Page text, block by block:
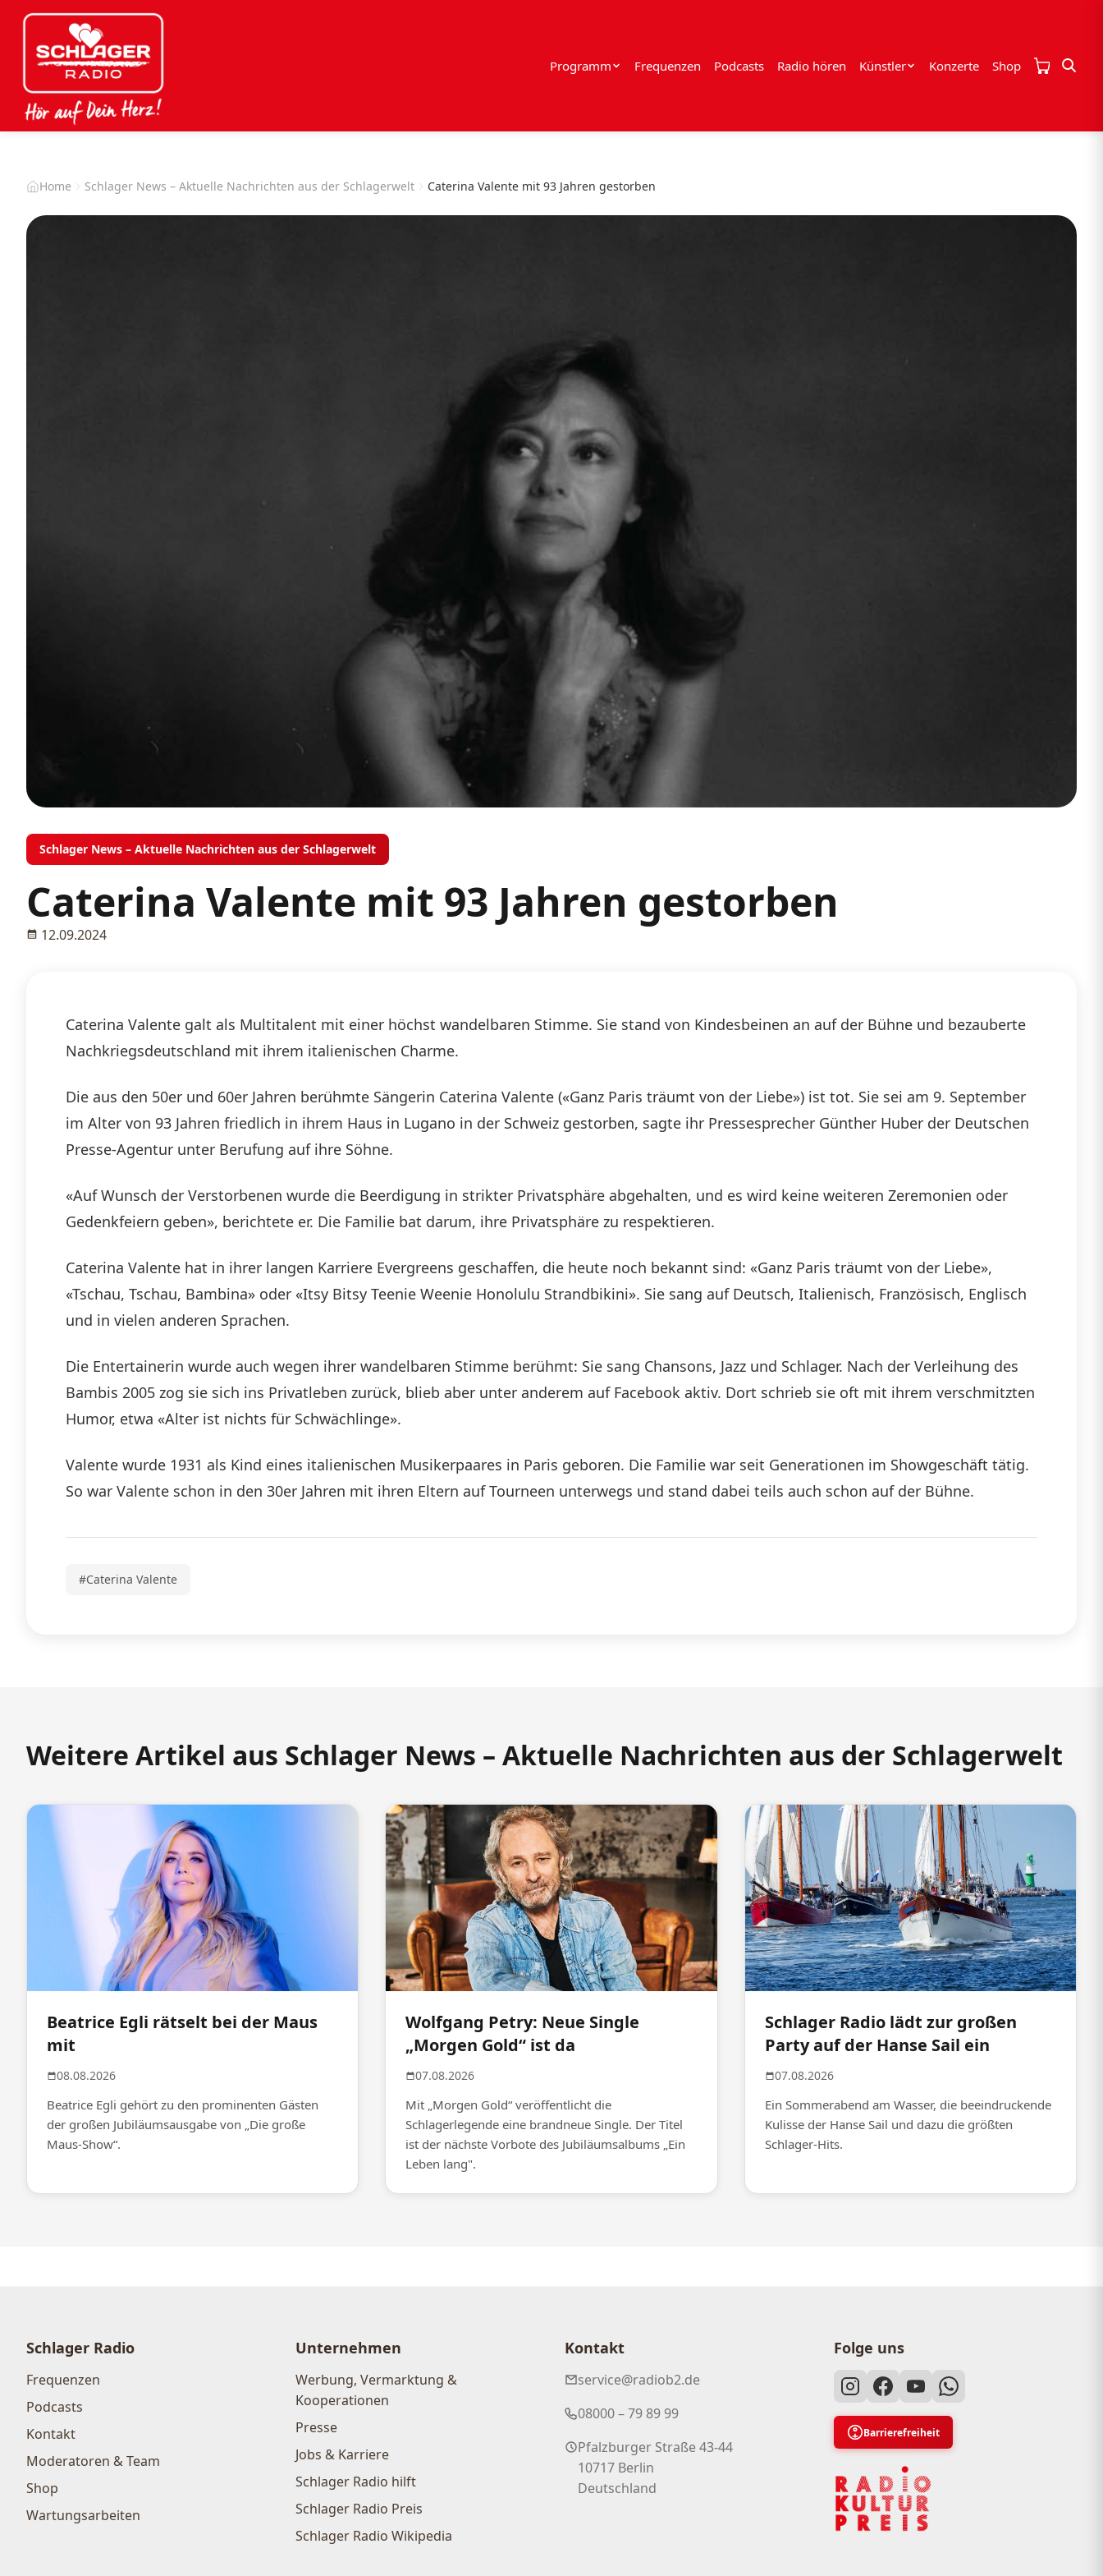
Programm Frequenzen Podcasts Radio hören Künstler Konzerte Shop
Home Schlager News – Aktuelle Nachrichten aus der Schlagerwelt Caterina Valente mit 93 Jahren gestorben
Schlager News – Aktuelle Nachrichten aus der Schlagerwelt
Caterina Valente mit 93 Jahren gestorben
12.09.2024
Caterina Valente galt als Multitalent mit einer höchst wandelbaren Stimme. Sie stand von Kindesbeinen an auf der Bühne und bezauberte
Nachkriegsdeutschland mit ihrem italienischen Charme.
Die aus den 50er und 60er Jahren berühmte Sängerin Caterina Valente («Ganz Paris träumt von der Liebe») ist tot. Sie sei am 9. September
im Alter von 93 Jahren friedlich in ihrem Haus in Lugano in der Schweiz gestorben, sagte ihr Pressesprecher Günther Huber der Deutschen
Presse-Agentur unter Berufung auf ihre Söhne.
«Auf Wunsch der Verstorbenen wurde die Beerdigung in strikter Privatsphäre abgehalten, und es wird keine weiteren Zeremonien oder
Gedenkfeiern geben», berichtete er. Die Familie bat darum, ihre Privatsphäre zu respektieren.
Caterina Valente hat in ihrer langen Karriere Evergreens geschaffen, die heute noch bekannt sind: «Ganz Paris träumt von der Liebe»,
«Tschau, Tschau, Bambina» oder «Itsy Bitsy Teenie Weenie Honolulu Strandbikini». Sie sang auf Deutsch, Italienisch, Französisch, Englisch
und in vielen anderen Sprachen.
Die Entertainerin wurde auch wegen ihrer wandelbaren Stimme berühmt: Sie sang Chansons, Jazz und Schlager. Nach der Verleihung des
Bambis 2005 zog sie sich ins Privatleben zurück, blieb aber unter anderem auf Facebook aktiv. Dort schrieb sie oft mit ihrem verschmitzten
Humor, etwa «Alter ist nichts für Schwächlinge».
Valente wurde 1931 als Kind eines italienischen Musikerpaares in Paris geboren. Die Familie war seit Generationen im Showgeschäft tätig.
So war Valente schon in den 30er Jahren mit ihren Eltern auf Tourneen unterwegs und stand dabei teils auch schon auf der Bühne.
#Caterina Valente
Weitere Artikel aus Schlager News – Aktuelle Nachrichten aus der Schlagerwelt
Beatrice Egli rätselt bei der Maus
mit
08.08.2026
Beatrice Egli gehört zu den prominenten Gästen
der großen Jubiläumsausgabe von „Die große
Maus-Show“.
Wolfgang Petry: Neue Single
„Morgen Gold“ ist da
07.08.2026
Mit „Morgen Gold“ veröffentlicht die
Schlagerlegende eine brandneue Single. Der Titel
ist der nächste Vorbote des Jubiläumsalbums „Ein
Leben lang".
Schlager Radio lädt zur großen
Party auf der Hanse Sail ein
07.08.2026
Ein Sommerabend am Wasser, die beeindruckende
Kulisse der Hanse Sail und dazu die größten
Schlager-Hits.
Schlager Radio
Frequenzen
Podcasts
Kontakt
Moderatoren & Team
Shop
Wartungsarbeiten
Unternehmen
Werbung, Vermarktung &
Kooperationen
Presse
Jobs & Karriere
Schlager Radio hilft
Schlager Radio Preis
Schlager Radio Wikipedia
Kontakt
service@radiob2.de
08000 – 79 89 99
Pfalzburger Straße 43-44
10717 Berlin
Deutschland
Folge uns
Barrierefreiheit